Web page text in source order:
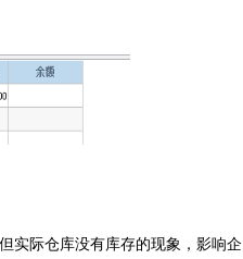
实际仓库没有库存的现象，影响企